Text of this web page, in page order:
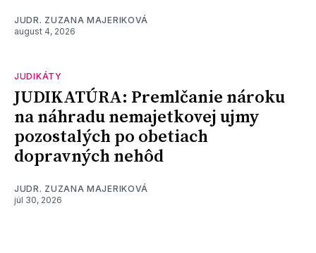
JUDR. ZUZANA MAJERIKOVÁ
august 4, 2026
JUDIKÁTY
JUDIKATÚRA: Premlčanie nároku
na náhradu nemajetkovej ujmy
pozostalých po obetiach
dopravných nehôd
JUDR. ZUZANA MAJERIKOVÁ
júl 30, 2026